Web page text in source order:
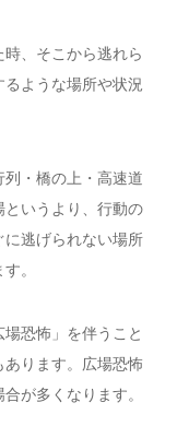
時、そこから逃れら
ような場所や状況
・橋の上・高速道
いうより、行動の
に逃げられない場所
。
恐怖」を伴うこと
ります。広場恐怖
が多くなります。